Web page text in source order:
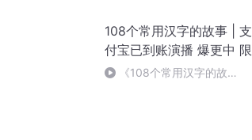
108个常用汉字的故事 | 支
付宝已到账演播 爆更中 限
免中 儿童 趣味 励志
《108个常用汉字的故